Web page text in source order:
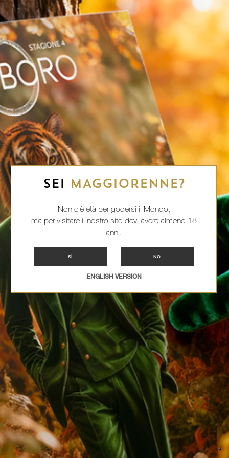
SEI MAGGIORENNE?
Non c'è età per godersi il Mondo,
ma per visitare il nostro sito devi avere almeno 18
anni.
SÌ NO
ENGLISH VERSION